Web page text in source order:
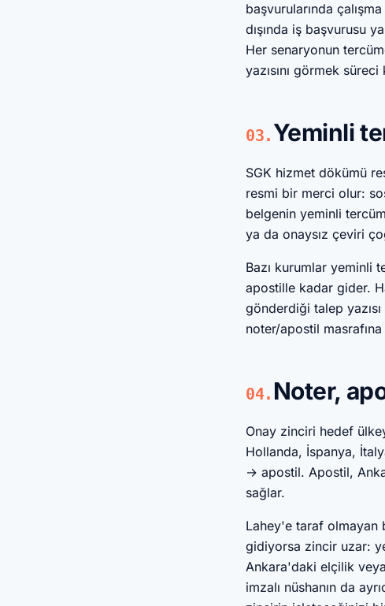
başvurularında
dışında iş başvurusu
Her senaryonun
yazısını görmek süreci
03. Yeminli
SGK hizmet dökümü
resmi bir merci olur:
belgenin yeminli
ya da onaysız çeviri
Bazı kurumlar yeminli
apostille kadar gider.
gönderdiği talep
noter/apostil
04. Noter,
Onay zinciri hedef
Hollanda, İspanya,
→ apostil. Apostil,
sağlar.
Lahey'e taraf olmayan
gidiyorsa zincir uzar:
Ankara'daki elçilik
imzalı nüshanın da